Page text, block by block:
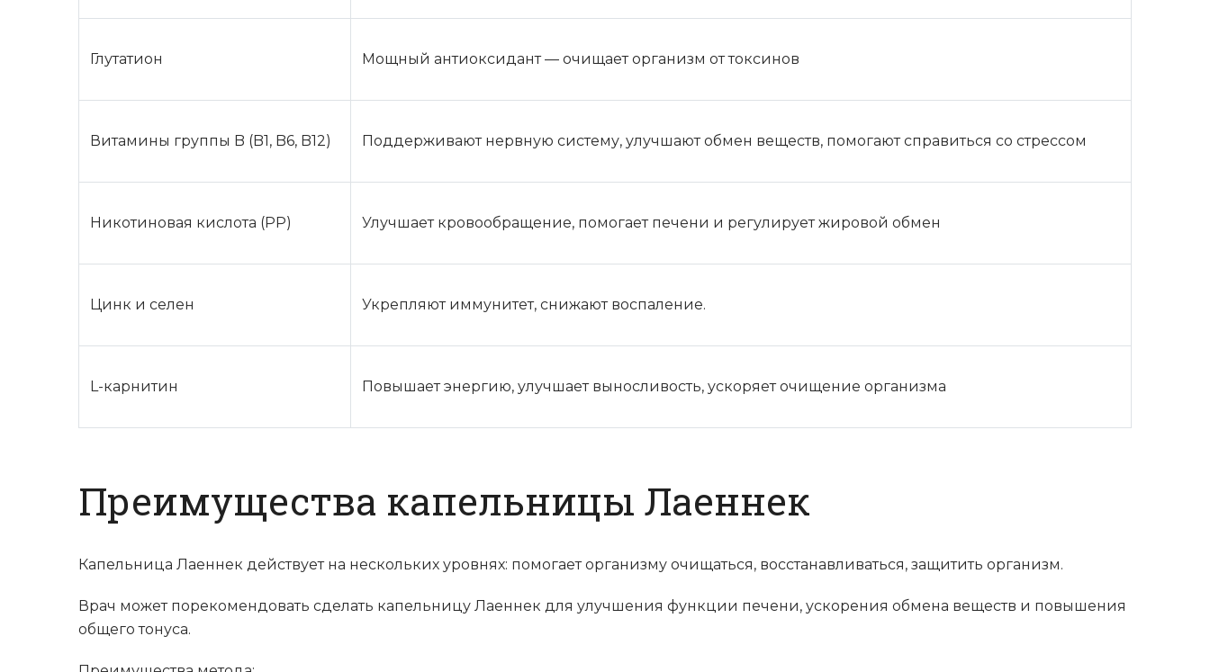
Глутатион Мощный антиоксидант — очищает организм от токсинов
Витамины группы B (B1, B6, B12) Поддерживают нервную систему, улучшают обмен веществ, помогают справиться со стрессом
Никотиновая кислота (PP) Улучшает кровообращение, помогает печени и регулирует жировой обмен
Цинк и селен Укрепляют иммунитет, снижают воспаление.
L-карнитин Повышает энергию, улучшает выносливость, ускоряет очищение организма
Преимущества капельницы Лаеннек
Капельница Лаеннек действует на нескольких уровнях: помогает организму очищаться, восстанавливаться, защитить организм.
Врач может порекомендовать сделать капельницу Лаеннек для улучшения функции печени, ускорения обмена веществ и повышения
общего тонуса.